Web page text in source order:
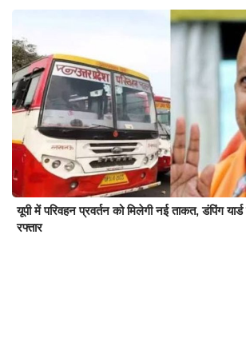
यूपी में परिवहन प्रवर्तन को मिलेगी नई ताकत, डंपिंग यार्ड
रफ्तार